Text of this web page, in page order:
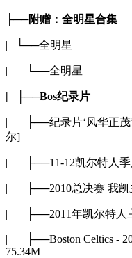
├──附赠：全明星合集
| └──全明星
| | └──全明星
| ├──Bos纪录片
| | ├──纪录片‘风华正茂
尔]
| | ├──11-12凯尔特人季
| | ├──2010总决赛 我凯
| | ├──2011年凯尔特人
| | ├──Boston Celtics -
75.34M